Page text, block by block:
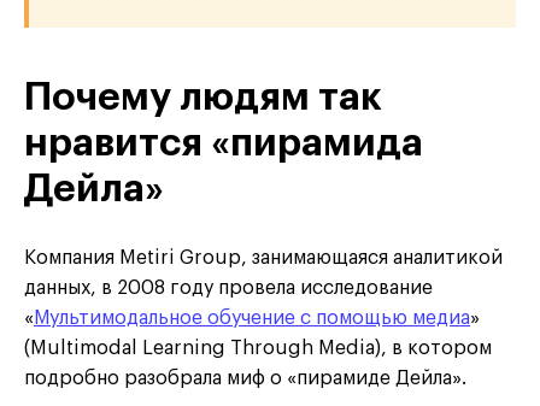
Почему людям так
нравится «пирамида
Дейла»
Компания Metiri Group, занимающаяся аналитикой
данных, в 2008 году провела исследование
« Мультимодальное обучение с помощью медиа»
(Multimodal Learning Through Media), в котором
подробно разобрала миф о «пирамиде Дейла».